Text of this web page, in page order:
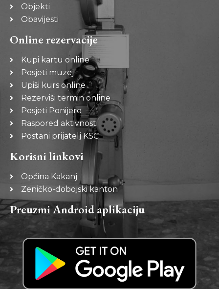
Objekti
Obavijesti
Online rezervacije
Kupi kartu online
Posjeti muzej
Upiši kurs online
Rezerviši termin online
Posjeti Ponijere
Raspored aktivnosti
Postani prijatelj KSC
Korisni linkovi
Općina Kakanj
Zeničko-dobojski kanton
Preuzmi Android aplikaciju